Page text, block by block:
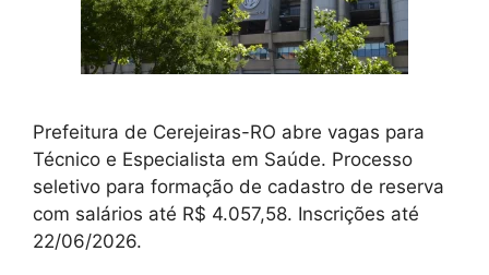
Prefeitura de Cerejeiras-RO abre vagas para
Técnico e Especialista em Saúde. Processo
seletivo para formação de cadastro de reserva
com salários até R$ 4.057,58. Inscrições até
22/06/2026.